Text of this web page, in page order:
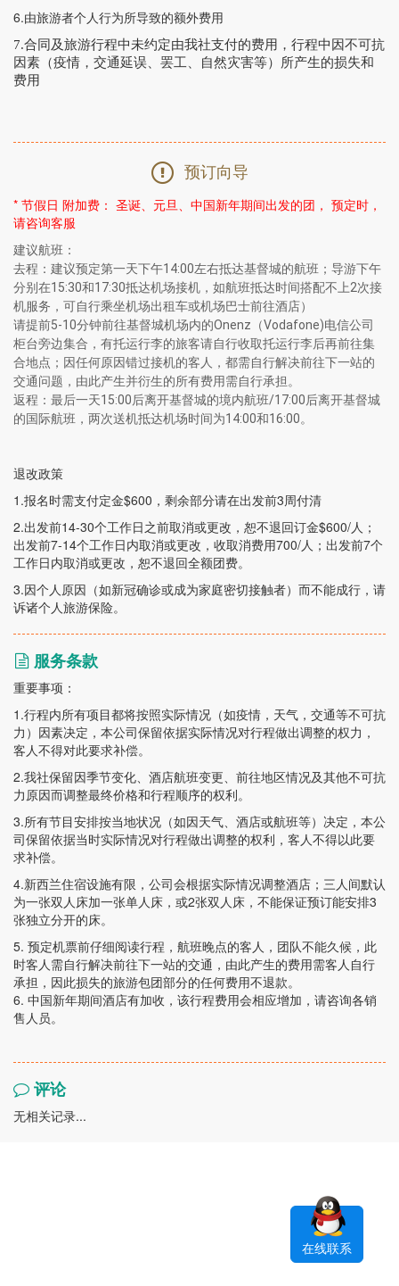
6.由旅游者个人行为所导致的额外费用
7.合同及旅游行程中未约定由我社支付的费用，行程中因不可抗
因素（疫情，交通延误、罢工、自然灾害等）所产生的损失和
费用
预订向导
* 节假日 附加费： 圣诞、元旦、中国新年期间出发的团， 预定时，
请咨询客服
建议航班：
去程：建议预定第一天下午14:00左右抵达基督城的航班；导游下午
分别在15:30和17:30抵达机场接机，如航班抵达时间搭配不上2次接
机服务，可自行乘坐机场出租车或机场巴士前往酒店）
请提前5-10分钟前往基督城机场内的Onenz（Vodafone)电信公司
柜台旁边集合，有托运行李的旅客请自行收取托运行李后再前往集
合地点；因任何原因错过接机的客人，都需自行解决前往下一站的
交通问题，由此产生并衍生的所有费用需自行承担。
返程：最后一天15:00后离开基督城的境内航班/17:00后离开基督城
的国际航班，两次送机抵达机场时间为14:00和16:00。
退改政策
1.报名时需支付定金$600 ，剩余部分请在出发前3周付清
2.出发前14-30个工作日之前取消或更改，恕不退回订金$600/人；
出发前7-14个工作日内取消或更改，收取消费用700/人；出发前7个
工作日内取消或更改，恕不退回全额团费。
3.因个人原因（如新冠确诊或成为家庭密切接触者）而不能成行，请
诉诸个人旅游保险。
服务条款
重要事项：
1.行程内所有项目都将按照实际情况（如疫情，天气，交通等不可抗
力）因素决定，本公司保留依据实际情况对行程做出调整的权力，
客人不得对此要求补偿。
2.我社保留因季节变化、酒店航班变更、前往地区情况及其他不可抗
力原因而调整最终价格和行程顺序的权利。
3.所有节目安排按当地状况（如因天气、酒店或航班等）决定，本公
司保留依据当时实际情况对行程做出调整的权利，客人不得以此要
求补偿。
4.新西兰住宿设施有限，公司会根据实际情况调整酒店；三人间默认
为一张双人床加一张单人床，或2张双人床，不能保证预订能安排3
张独立分开的床。
5. 预定机票前仔细阅读行程，航班晚点的客人，团队不能久候，此
时客人需自行解决前往下一站的交通，由此产生的费用需客人自行
承担，因此损失的旅游包团部分的任何费用不退款。
6. 中国新年期间酒店有加收，该行程费用会相应增加，请咨询各销
售人员。
评论
无相关记录...
在线联系